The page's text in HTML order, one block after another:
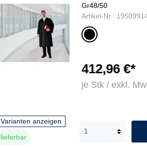
Gr48/50
Artikel-Nr.:
sc
hw
z
412,96 €*
je Stk / exkl.
Varianten anzeigen
lieferbar